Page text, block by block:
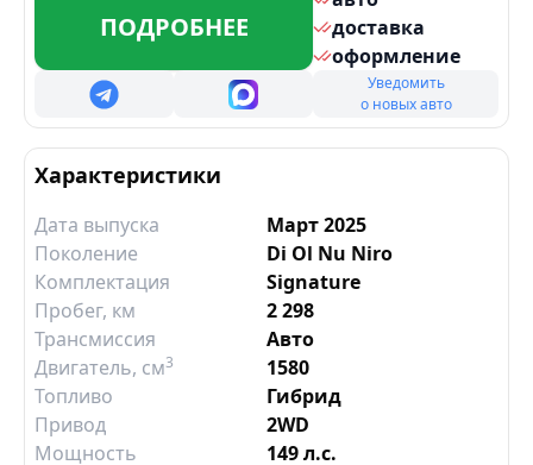
ПОДРОБНЕЕ
доставка
оформление
Уведомить
о новых авто
Характеристики
Дата выпуска
Март 2025
Поколение
Di Ol Nu Niro
Комплектация
Signature
Пробег, км
2 298
Трансмиссия
Авто
Двигатель, см3
1580
Топливо
Гибрид
Привод
2WD
Мощность
149 л.с.